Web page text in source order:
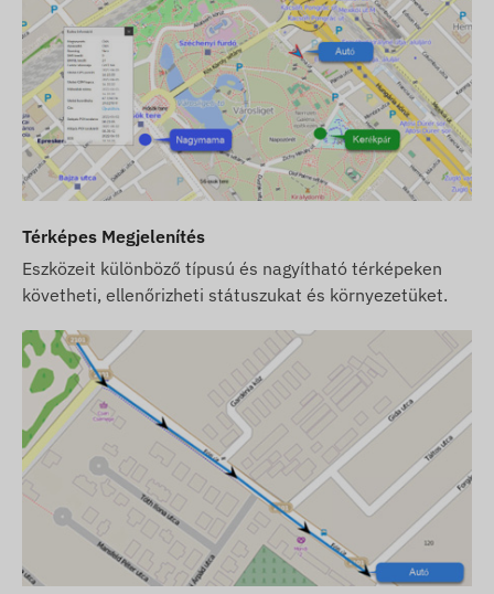
Ha csak készüléket vásárol (szoftver előfizetést
nem), azt a gyári beállításokkal adjuk át. A
működtetéshez szükséges SIM kártyáról, annak
beállításairól és a kártya üzemeltetéséről
(feltöltés, éves adategyeztetés) Önnek kell
gondoskodnia.
Ha a készülék mellett szoftver előfizetést is
már a szoftverünkben regisztrálva, működésre
készen adjuk át. A SIM kártya beszerzése,
beállítása és üzemeltetése azonban továbbra is
az Ön feladata.
Ha a készülék és szoftver előfizetés mellett a
SIM kártyát is tőlünk vásárolja, akkor a
készüléket és a SIM kártyát a szoftverrel
együttműködésre készen adjuk át és a kártya
folyamatos üzemben tartásáról is mi
gondoskodunk – Önnek ez utóbbival
kapcsolatban semmilyen teendője nem lesz.
Szoftver előfizetés esetén, amennyiben az email
Térképes Megjelenítés
Eszközeit különböző típusú és nagyítható térképeken
követheti, ellenőrizheti státuszukat és környezetüket.